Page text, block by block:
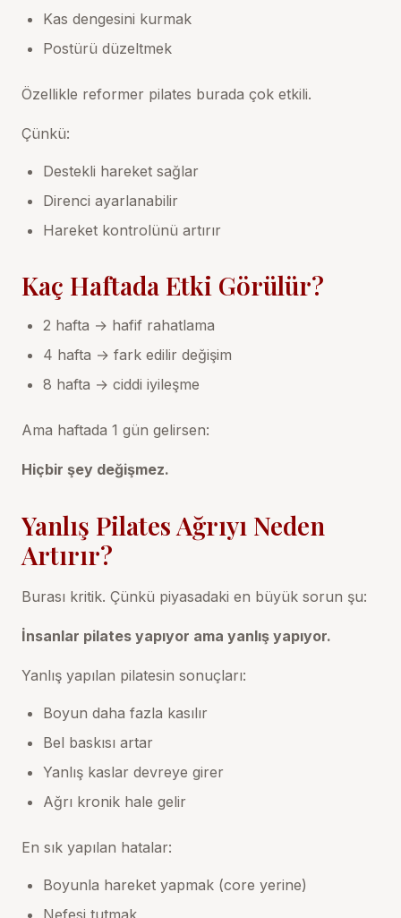
Kas dengesini kurmak
Postürü düzeltmek
Özellikle reformer pilates burada çok etkili.
Çünkü:
Destekli hareket sağlar
Direnci ayarlanabilir
Hareket kontrolünü artırır
Kaç Haftada Etki Görülür?
2 hafta → hafif rahatlama
4 hafta → fark edilir değişim
8 hafta → ciddi iyileşme
Ama haftada 1 gün gelirsen:
Hiçbir şey değişmez.
Yanlış Pilates Ağrıyı Neden
Artırır?
Burası kritik. Çünkü piyasadaki en büyük sorun şu:
İnsanlar pilates yapıyor ama yanlış yapıyor.
Yanlış yapılan pilatesin sonuçları:
Boyun daha fazla kasılır
Bel baskısı artar
Yanlış kaslar devreye girer
Ağrı kronik hale gelir
En sık yapılan hatalar:
Boyunla hareket yapmak (core yerine)
Nefesi tutmak